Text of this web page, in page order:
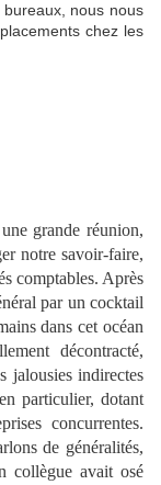
nous nous
chez les
grande réunion,
notre savoir-faire,
comptables. Après
par un cocktail
dans cet océan
décontracté,
jalousies indirectes
particulier, dotant
concurrentes.
de généralités,
collègue avait osé